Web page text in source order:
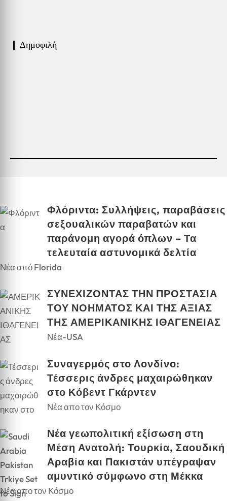
❙ Δημοφιλή
Φλόριντα: Συλλήψεις, παραβάσεις
σεξουαλικών παραβατών και
παράνομη αγορά όπλων – Τα
τελευταία αστυνομικά δελτία
Νέα από Florida
ΣΥΝΕΧΙΖΟΝΤΑΣ ΤΗΝ ΠΡΟΣΤΑΣΙΑ
ΤΟΥ ΝΟΗΜΑΤΟΣ ΚΑΙ ΤΗΣ ΑΞΙΑΣ
ΤΗΣ ΑΜΕΡΙΚΑΝΙΚΗΣ ΙΘΑΓΕΝΕΙΑΣ
Νέα-USA
Συναγερμός στο Λονδίνο:
Τέσσερις άνδρες μαχαιρώθηκαν
στο Κόβεντ Γκάρντεν
Νέα απο τον Κόσμο
Νέα γεωπολιτική εξίσωση στη
Μέση Ανατολή: Τουρκία, Σαουδική
Αραβία και Πακιστάν υπέγραψαν
αμυντικό σύμφωνο στη Μέκκα
Νέα απο τον Κόσμο